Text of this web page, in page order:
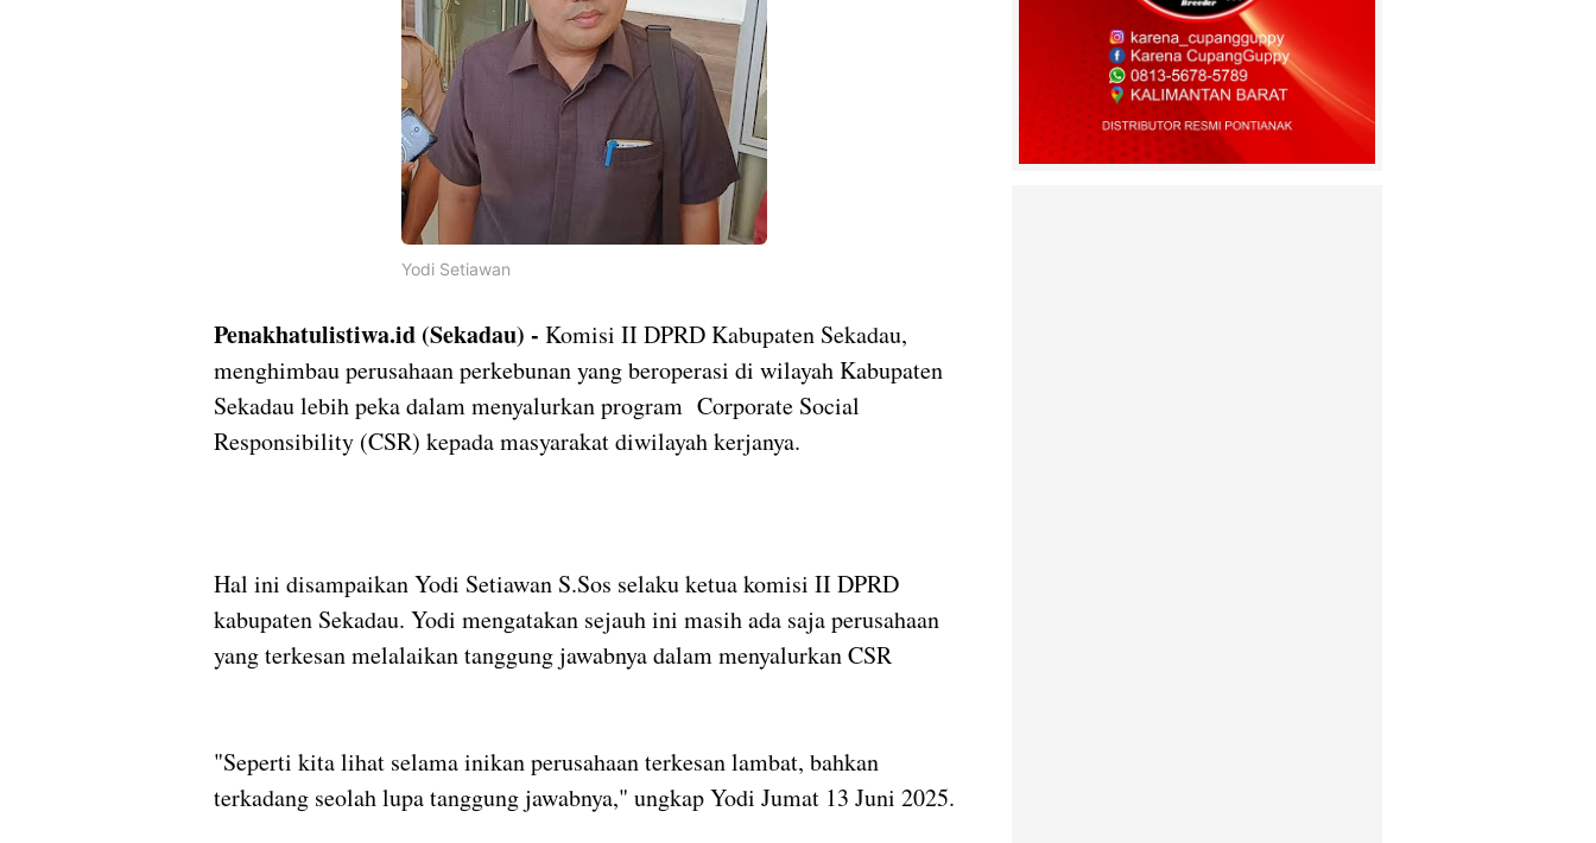
Yodi Setiawan
Penakhatulistiwa.id (Sekadau) - Komisi II DPRD Kabupaten Sekadau,
menghimbau perusahaan perkebunan yang beroperasi di wilayah Kabupaten
Sekadau lebih peka dalam menyalurkan program Corporate Social
Responsibility (CSR) kepada masyarakat diwilayah kerjanya.
Hal ini disampaikan Yodi Setiawan S.Sos selaku ketua komisi II DPRD
kabupaten Sekadau. Yodi mengatakan sejauh ini masih ada saja perusahaan
yang terkesan melalaikan tanggung jawabnya dalam menyalurkan CSR
"Seperti kita lihat selama inikan perusahaan terkesan lambat, bahkan
terkadang seolah lupa tanggung jawabnya," ungkap Yodi Jumat 13 Juni 2025.